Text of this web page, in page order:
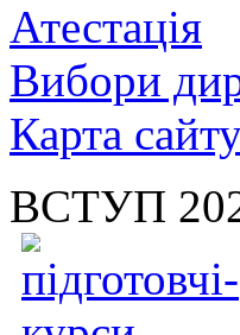
Атестація
Вибори
Карта
ВСТУП